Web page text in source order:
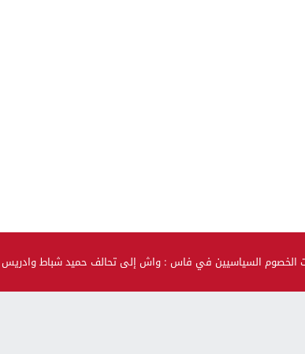
صحة و جمال
الخصوم السياسيين في فاس : واش إلى تحالف حميد شباط وادريس